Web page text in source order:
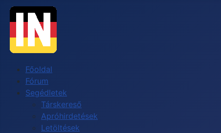
Főoldal
Fórum
Segédletek
Társkereső
Apróhirdetések
Letöltések